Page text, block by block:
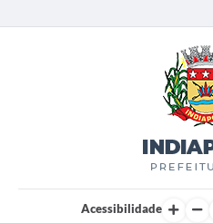
Acessibilidade